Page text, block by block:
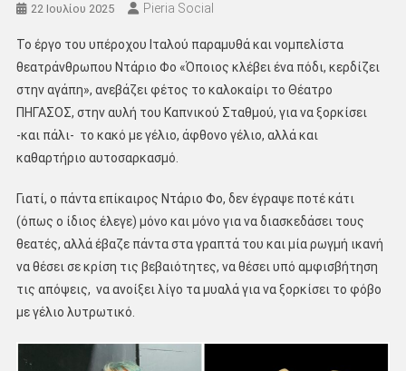
22 Ιουλίου 2025 Pieria Social
Το έργο του υπέροχου Ιταλού παραμυθά και νομπελίστα
θεατράνθρωπου Ντάριο Φο «Όποιος κλέβει ένα πόδι, κερδίζει
στην αγάπη», ανεβάζει φέτος το καλοκαίρι το Θέατρο
ΠΗΓΑΣΟΣ, στην αυλή του Καπνικού Σταθμού, για να ξορκίσει
-και πάλι- το κακό με γέλιο, άφθονο γέλιο, αλλά και
καθαρτήριο αυτοσαρκασμό.
Γιατί, ο πάντα επίκαιρος Ντάριο Φο, δεν έγραψε ποτέ κάτι
(όπως ο ίδιος έλεγε) μόνο και μόνο για να διασκεδάσει τους
θεατές, αλλά έβαζε πάντα στα γραπτά του και μία ρωγμή ικανή
να θέσει σε κρίση τις βεβαιότητες, να θέσει υπό αμφισβήτηση
τις απόψεις, να ανοίξει λίγο τα μυαλά για να ξορκίσει το φόβο
με γέλιο λυτρωτικό.